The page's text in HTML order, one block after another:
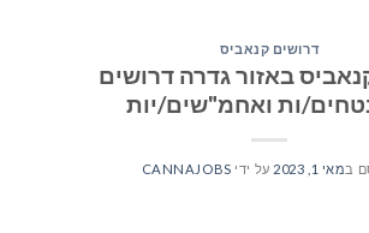
דרושים קנאביס
באזור גדרה דרושים
ות ואחמ"שים/יות
במאי 1, 2023 על ידי CANNAJOBS